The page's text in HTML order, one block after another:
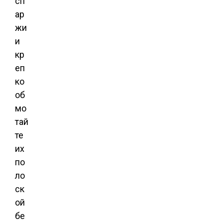
ар
жи
и
кр
еп
ко
об
мо
тай
те
их
по
ло
ск
ой
бе